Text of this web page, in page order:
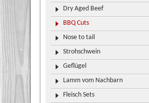
Dry Aged Beef
BBQ Cuts
Nose to tail
Strohschwein
Geflügel
Lamm vom Nachbarn
Fleisch Sets